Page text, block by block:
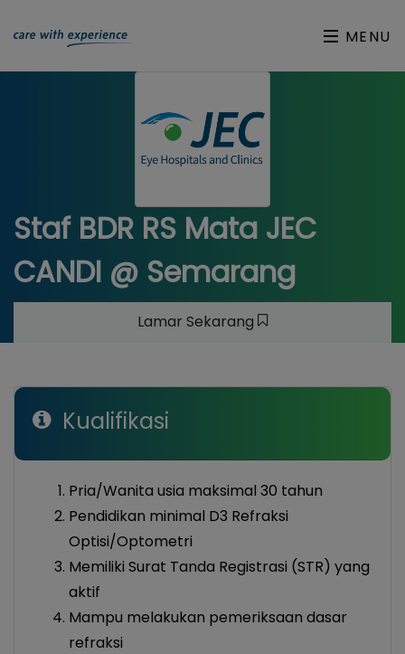
MENU
Staf BDR RS Mata JEC
CANDI @ Semarang
Lamar Sekarang
Kualifikasi
Pria/Wanita usia maksimal 30 tahun
Pendidikan minimal D3 Refraksi
Optisi/Optometri
Memiliki Surat Tanda Registrasi (STR) yang
aktif
Mampu melakukan pemeriksaan dasar
refraksi